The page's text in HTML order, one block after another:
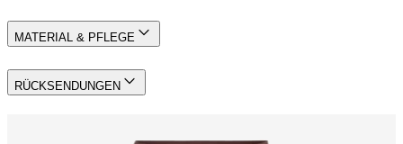
MATERIAL & PFLEGE
RÜCKSENDUNGEN